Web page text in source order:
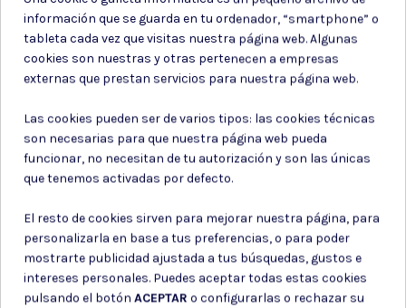
PANTALON PASEO TODOTIEMPO
ANETO
59,85 €
CHAQUETA PUNTO MARRON
35,65 €
información que se guarda en tu ordenador, “smartphone” o
tableta cada vez que visitas nuestra página web. Algunas
cookies son nuestras y otras pertenecen a empresas
externas que prestan servicios para nuestra página web.
Las cookies pueden ser de varios tipos: las cookies técnicas
son necesarias para que nuestra página web pueda
funcionar, no necesitan de tu autorización y son las únicas
que tenemos activadas por defecto.
El resto de cookies sirven para mejorar nuestra página, para
personalizarla en base a tus preferencias, o para poder
mostrarte publicidad ajustada a tus búsquedas, gustos e
intereses personales. Puedes aceptar todas estas cookies
pulsando el botón ACEPTAR o configurarlas o rechazar su